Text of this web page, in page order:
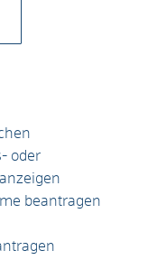
oder
beantragen